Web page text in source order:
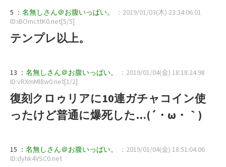
5 ： 名無しさん＠お腹いっぱい。
：2019/01/03(木) 23:34:06.01
ID:iBOmcttK0.net[5/5]
テンプレ以上。
13 ： 名無しさん＠お腹いっぱい。
：2019/01/04(金) 18:18:24.98
ID:vRXmMl8w0.net[1/2]
復刻クロゥリアに10連ガチャコイン使
ったけど普通に爆死した…(´・ω・｀)
15 ： 名無しさん＠お腹いっぱい。
：2019/01/04(金) 18:51:04.06
ID:dyhk4VSC0.net